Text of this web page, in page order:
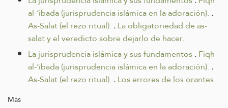
al-‘ibada (jurisprudencia islámica en la adoración). .
As-Salat (el rezo ritual). .La obligatoriedad de as-
salat y el veredicto sobre dejarlo de hacer.
La jurisprudencia islámica y sus fundamentos.Fiqh
al-‘ibada (jurisprudencia islámica en la adoración). .
As-Salat (el rezo ritual). .Los errores de los orantes.
Más